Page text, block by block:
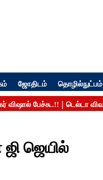
ஜோதிடம் தொழில்நுட்பம்
ஜி ஜெயில்